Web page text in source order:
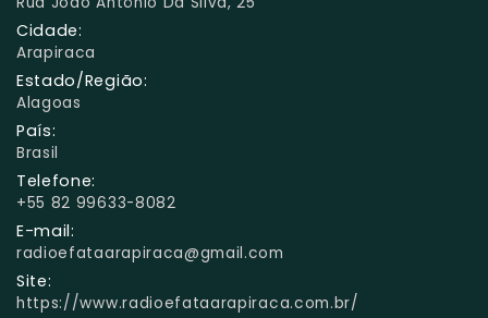
Cidade:
Arapiraca
Estado/Região:
Alagoas
País:
Brasil
Telefone:
+55 82 99633-8082
E-mail:
radioefataarapiraca@gmail.com
Site:
https://www.radioefataarapiraca.com.br/